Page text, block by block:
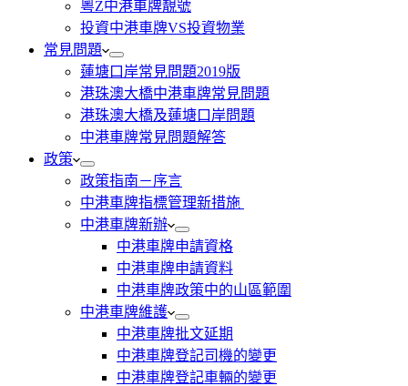
粵Z中港車牌靚號
投資中港車牌VS投資物業
常見問題
蓮塘口岸常見問題2019版
港珠澳大橋中港車牌常見問題
港珠澳大橋及蓮塘口岸問題
中港車牌常見問題解答
政策
政策指南－序言
中港車牌指標管理新措施
中港車牌新辦
中港車牌申請資格
中港車牌申請資料
中港車牌政策中的山區範圍
中港車牌維護
中港車牌批文延期
中港車牌登記司機的變更
中港車牌登記車輛的變更